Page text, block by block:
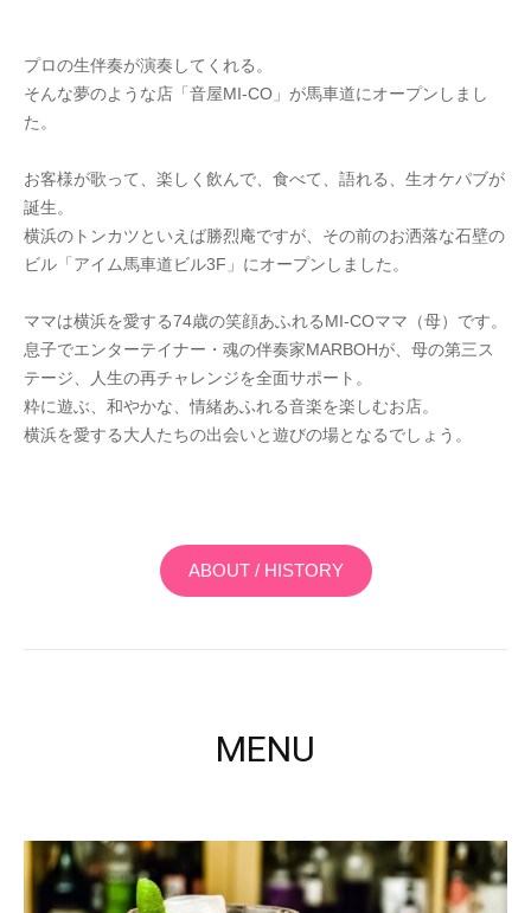
プロの生伴奏が演奏してくれる。
そんな夢のような店「音屋MI-CO」が馬車道にオープンしまし
た。
お客様が歌って、楽しく飲んで、食べて、語れる、生オケパブが
誕生。
横浜のトンカツといえば勝烈庵ですが、その前のお洒落な石壁の
ビル「アイム馬車道ビル3F」にオープンしました。
ママは横浜を愛する74歳の笑顔あふれるMI-COママ（母）です。
息子でエンターテイナー・魂の伴奏家MARBOHが、母の第三ス
テージ、人生の再チャレンジを全面サポート。
粋に遊ぶ、和やかな、情緒あふれる音楽を楽しむお店。
横浜を愛する大人たちの出会いと遊びの場となるでしょう。
ABOUT / HISTORY
MENU